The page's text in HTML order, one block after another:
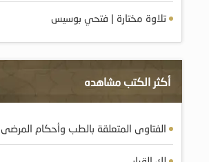
تلاوة مختارة | فتحي بوسيس
أكثر الكتب مشاهده
الفتاوى المتعلقة بالطب وأحكام المرضى